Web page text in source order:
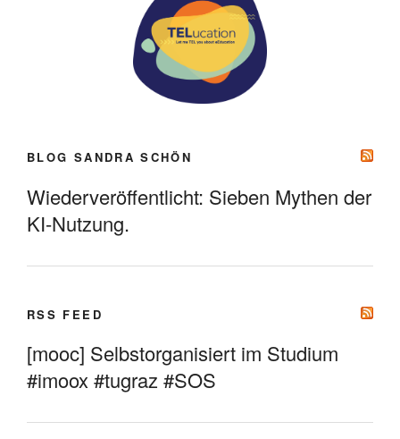
BLOG SANDRA SCHÖN
Wiederveröffentlicht: Sieben Mythen der
KI-Nutzung.
RSS FEED
[mooc] Selbstorganisiert im Studium
#imoox #tugraz #SOS